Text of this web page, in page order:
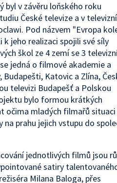
v závěru loňského roku
České televize a v
Pod názvem "Evropa
k jeho realizaci spojili své síly
škol ze 4 zemí se 3
jedná o filmové akademie a
Katovic a Zlína,
televizi Budapešť a Polskou
bylo formou krátkých
očima mladých filmařů situaci
na prahu jejich vstupu do
jednotlivých filmů jsou
satiry
Milana Baloga, přes